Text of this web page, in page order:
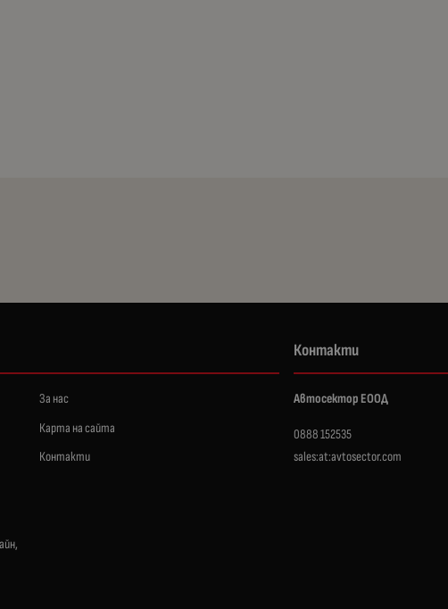
За нас
Карта на сайта
Контакти
Контакти
Автосектор ЕООД
0888 152535
sales:at:avtosector.com